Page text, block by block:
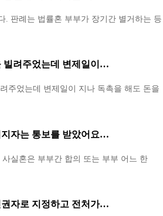
. 판례는 법률혼 부부가 장기간 별거하는 등
빌려주었는데 변제일이…
주었는데 변제일이 지나 독촉을 해도 돈을
자는 통보를 받았어요…
실혼은 부부간 합의 또는 부부 어느 한
자로 지정하고 전처가…